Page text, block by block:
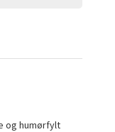
og humørfylt